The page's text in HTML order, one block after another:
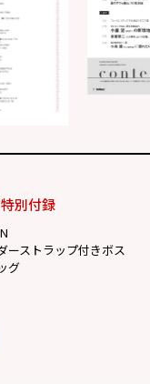
別付録
ーストラップ付きボス
グ